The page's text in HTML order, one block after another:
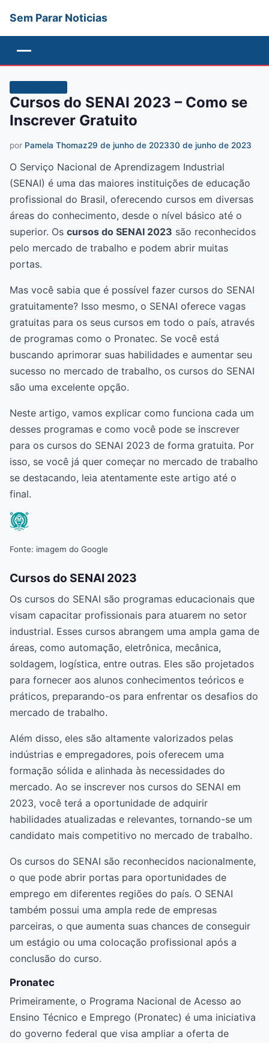
Sem Parar Noticias
Cursos do SENAI 2023 – Como se
Inscrever Gratuito
por Pamela Thomaz29 de junho de 202330 de junho de 2023
O Serviço Nacional de Aprendizagem Industrial
(SENAI) é uma das maiores instituições de educação
profissional do Brasil, oferecendo cursos em diversas
áreas do conhecimento, desde o nível básico até o
superior. Os cursos do SENAI 2023 são reconhecidos
pelo mercado de trabalho e podem abrir muitas
portas.
Mas você sabia que é possível fazer cursos do SENAI
gratuitamente? Isso mesmo, o SENAI oferece vagas
gratuitas para os seus cursos em todo o país, através
de programas como o Pronatec. Se você está
buscando aprimorar suas habilidades e aumentar seu
sucesso no mercado de trabalho, os cursos do SENAI
são uma excelente opção.
Neste artigo, vamos explicar como funciona cada um
desses programas e como você pode se inscrever
para os cursos do SENAI 2023 de forma gratuita. Por
isso, se você já quer começar no mercado de trabalho
se destacando, leia atentamente este artigo até o
final.
Fonte: imagem do Google
Cursos do SENAI 2023
Os cursos do SENAI são programas educacionais que
visam capacitar profissionais para atuarem no setor
industrial. Esses cursos abrangem uma ampla gama de
áreas, como automação, eletrônica, mecânica,
soldagem, logística, entre outras. Eles são projetados
para fornecer aos alunos conhecimentos teóricos e
práticos, preparando-os para enfrentar os desafios do
mercado de trabalho.
Além disso, eles são altamente valorizados pelas
indústrias e empregadores, pois oferecem uma
formação sólida e alinhada às necessidades do
mercado. Ao se inscrever nos cursos do SENAI em
2023, você terá a oportunidade de adquirir
habilidades atualizadas e relevantes, tornando-se um
candidato mais competitivo no mercado de trabalho.
Os cursos do SENAI são reconhecidos nacionalmente,
o que pode abrir portas para oportunidades de
emprego em diferentes regiões do país. O SENAI
também possui uma ampla rede de empresas
parceiras, o que aumenta suas chances de conseguir
um estágio ou uma colocação profissional após a
conclusão do curso.
Pronatec
Primeiramente, o Programa Nacional de Acesso ao
Ensino Técnico e Emprego (Pronatec) é uma iniciativa
do governo federal que visa ampliar a oferta de